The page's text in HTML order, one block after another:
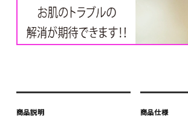
商品説明 商品仕様